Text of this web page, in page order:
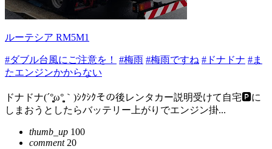
ルーテシア RM5M1
#ダブル台風にご注意を！ #梅雨 #梅雨ですね #ドナドナ #ま
たエンジンかからない
ドナドナ(⁠´⁠°̥̥̥̥̥̥̥̥⁠ω⁠°̥̥̥̥̥̥̥̥⁠｀⁠)ｼｸｼｸその後レンタカー説明受けて自宅🅿️に
しまおうとしたらバッテリー上がりでエンジン掛...
thumb_up 100
comment20